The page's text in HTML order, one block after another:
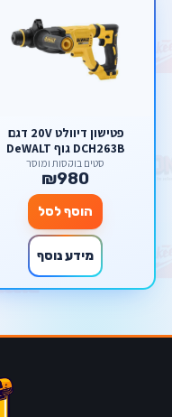
פטישון דיוולט 20V דגם
DCH263B גוף DeWALT
סטים בוקסות ומוסך
₪980
הוסף לסל
מידע נוסף